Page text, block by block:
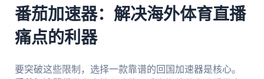
番茄加速器：解决海外体育直播
痛点的利器
要突破这些限制，选择一款靠谱的回国加速器是核心。